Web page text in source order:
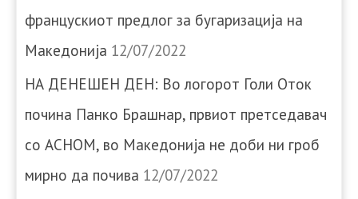
францускиот предлог за бугаризација на
Македонија 12/07/2022
НА ДЕНЕШЕН ДЕН: Во логорот Голи Оток
почина Панко Брашнар, првиот претседавач
со АСНОМ, во Македонија не доби ни гроб
мирно да почива 12/07/2022